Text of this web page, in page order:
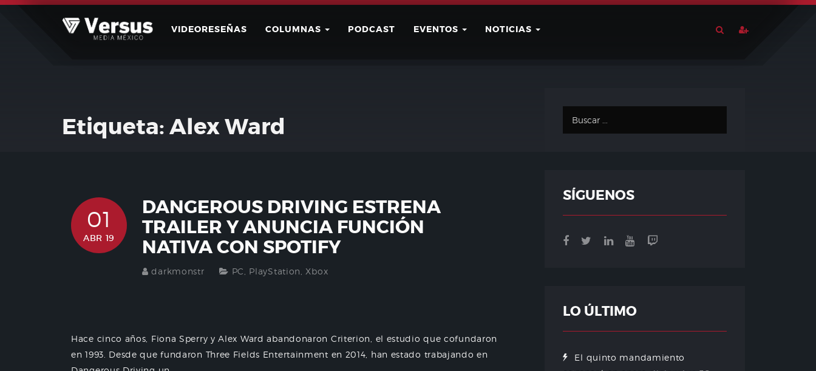
Skip
VIDEORESEÑAS COLUMNAS PODCAST EVENTOS NOTICIAS
Etiqueta:Alex Ward
01
ABR 19
DANGEROUS DRIVING ESTRENA
TRAILER Y ANUNCIA FUNCIÓN
NATIVA CON SPOTIFY
darkmonstr PC PlayStation Xbox
Hace cinco años, Fiona Sperry y Alex Ward abandonaron Criterion, el estudio que cofundaron
en 1993. Desde que fundaron Three Fields Entertainment en 2014, han estado trabajando en
SÍGUENOS
LO ÚLTIMO
El quinto mandamiento